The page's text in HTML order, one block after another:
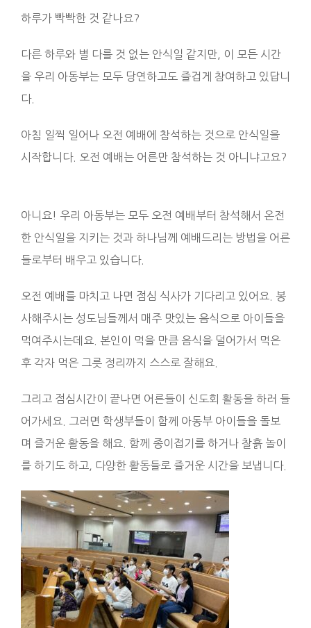
하루가 빡빡한 것 같나요?
다른 하루와 별 다를 것 없는 안식일 같지만, 이 모든 시간
을 우리 아동부는 모두 당연하고도 즐겁게 참여하고 있답니
다.
아침 일찍 일어나 오전 예배에 참석하는 것으로 안식일을
시작합니다. 오전 예배는 어른만 참석하는 것 아니냐고요?
아니요! 우리 아동부는 모두 오전 예배부터 참석해서 온전
한 안식일을 지키는 것과 하나님께 예배드리는 방법을 어른
들로부터 배우고 있습니다.
오전 예배를 마치고 나면 점심 식사가 기다리고 있어요. 봉
사해주시는 성도님들께서 매주 맛있는 음식으로 아이들을
먹여주시는데요. 본인이 먹을 만큼 음식을 덜어가서 먹은
후 각자 먹은 그릇 정리까지 스스로 잘해요.
그리고 점심시간이 끝나면 어른들이 신도회 활동을 하러 들
어가세요. 그러면 학생부들이 함께 아동부 아이들을 돌보
며 즐거운 활동을 해요. 함께 종이접기를 하거나 찰흙 놀이
를 하기도 하고, 다양한 활동들로 즐거운 시간을 보냅니다.